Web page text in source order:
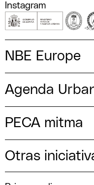
Instagram
NBE Europe
Agenda
PECA mitma
Otras